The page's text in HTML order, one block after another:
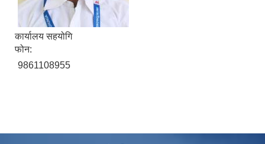
कार्यालय सहयोगि
फोन:
9861108955